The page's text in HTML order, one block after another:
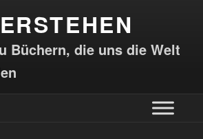
Büchern, die uns die Welt